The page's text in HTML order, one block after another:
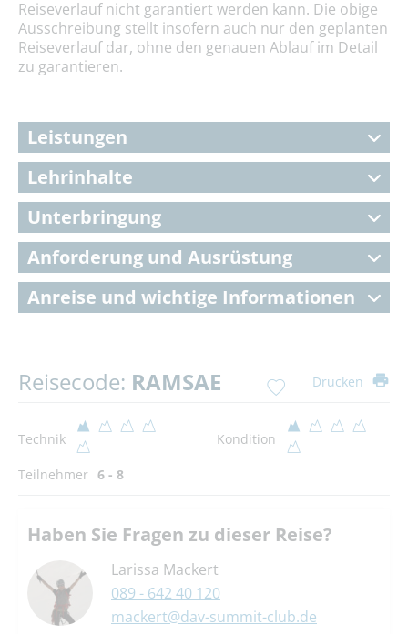
Reiseverlauf nicht garantiert werden kann. Die obige
Ausschreibung stellt insofern auch nur den geplanten
Reiseverlauf dar, ohne den genauen Ablauf im Detail
zu garantieren.
Leistungen
Lehrinhalte
Unterbringung
Anforderung und Ausrüstung
Anreise und wichtige Informationen
Reisecode: RAMSAE Drucken
Technik Kondition
Teilnehmer 6 - 8
Haben Sie Fragen zu dieser Reise?
Larissa Mackert
089 - 642 40 120
mackert@dav-summit-club.de